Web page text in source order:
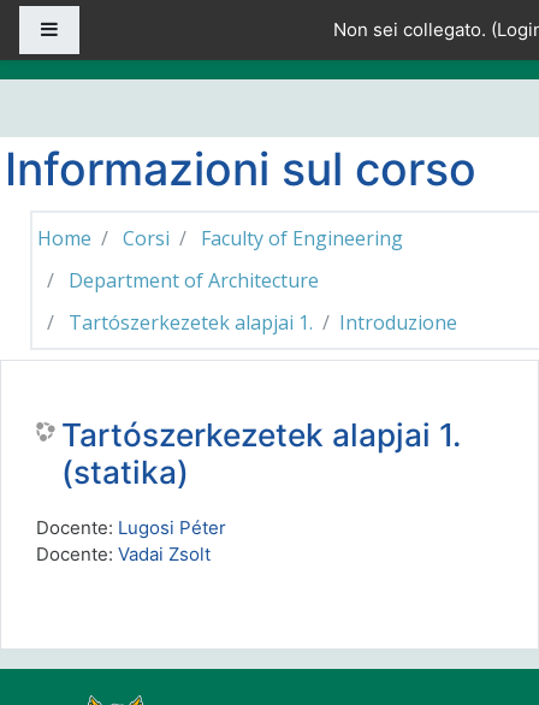
Vai al contenuto principale
Non sei collegato. (
Informazioni sul corso
Home Corsi
Faculty of Engineering
Department of Architecture
Tartószerkezetek alapjai 1.
Introduzione
Tartószerkezetek alapjai 1.
(statika)
Docente: Lugosi Péter
Docente: Vadai Zsolt